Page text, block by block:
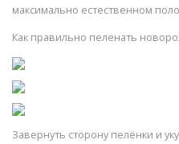
максимально естественном
Как правильно пеленать
Завернуть сторону пелёнки и